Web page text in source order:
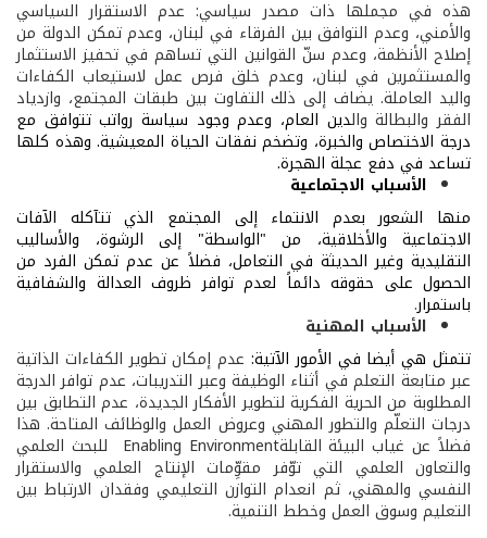
هذه في مجملها ذات مصدر سياسي: عدم الاستقرار السياسي
والأمني، وعدم التوافق بين الفرقاء في لبنان، وعدم تمكن الدولة من
إصلاح الأنظمة، وعدم سنّ القوانين التي تساهم في تحفيز الاستثمار
والمستثمرين في لبنان، وعدم خلق فرص عمل لاستيعاب الكفاءات
واليد العاملة. يضاف إلى ذلك التفاوت بين طبقات المجتمع، وازدياد
الفقر والبطالة والدين العام، وعدم وجود سياسة رواتب تتوافق مع
درجة الاختصاص والخبرة، وتضخم نفقات الحياة المعيشية. وهذه كلها
تساعد في دفع عجلة الهجرة.
الأسباب الاجتماعية
منها الشعور بعدم الانتماء إلى المجتمع الذي تتآكله الآفات
الاجتماعية والأخلاقية، من "الواسطة" إلى الرشوة، والأساليب
التقليدية وغير الحديثة في التعامل، فضلاً عن عدم تمكن الفرد من
الحصول على حقوقه دائماً لعدم توافر ظروف العدالة والشفافية
باستمرار.
الأسباب المهنية
تتمثل هي أيضا في الأمور الآتية: عدم إمكان تطوير الكفاءات الذاتية
عبر متابعة التعلم في أثناء الوظيفة وعبر التدريبات، عدم توافر الدرجة
المطلوبة من الحرية الفكرية لتطوير الأفكار الجديدة، عدم التطابق بين
درجات التعلّم والتطور المهني وعروض العمل والوظائف المتاحة. هذا
فضلاً عن غياب البيئة القابلةEnabling Environment للبحث العلمي
والتعاون العلمي التي توّفر مقوِّمات الإنتاج العلمي والاستقرار
النفسي والمهني، ثم انعدام التوازن التعليمي وفقدان الارتباط بين
التعليم وسوق العمل وخطط التنمية.